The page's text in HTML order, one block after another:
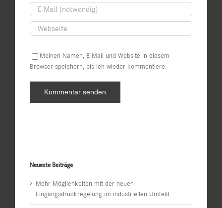
Meinen Namen, E-Mail und Website in diesem
Browser speichern, bis ich wieder kommentiere.
Neueste Beiträge
Mehr Möglichkeiten mit der neuen
Eingangsdruckregelung im industriellen Umfeld